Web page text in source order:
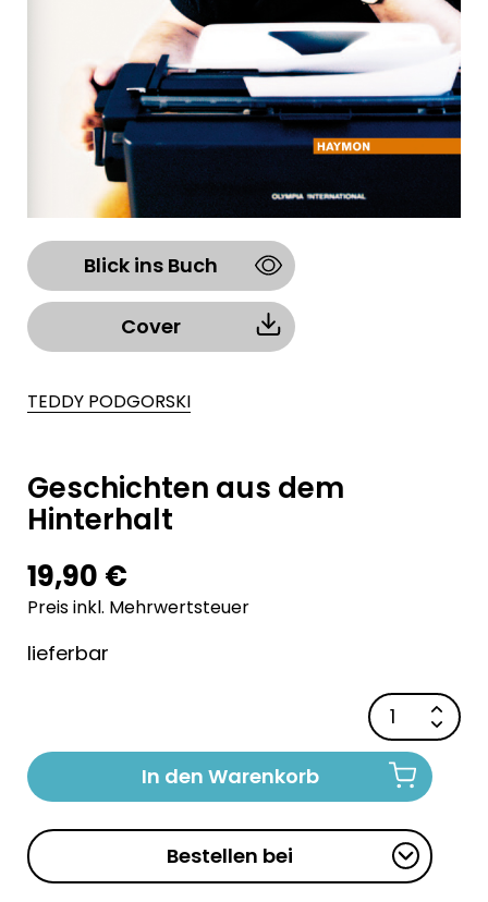
Blick ins Buch
Cover
TEDDY PODGORSKI
Geschichten aus dem
Hinterhalt
19,90 €
Preis inkl. Mehrwertsteuer
lieferbar
In den Warenkorb
Bestellen bei